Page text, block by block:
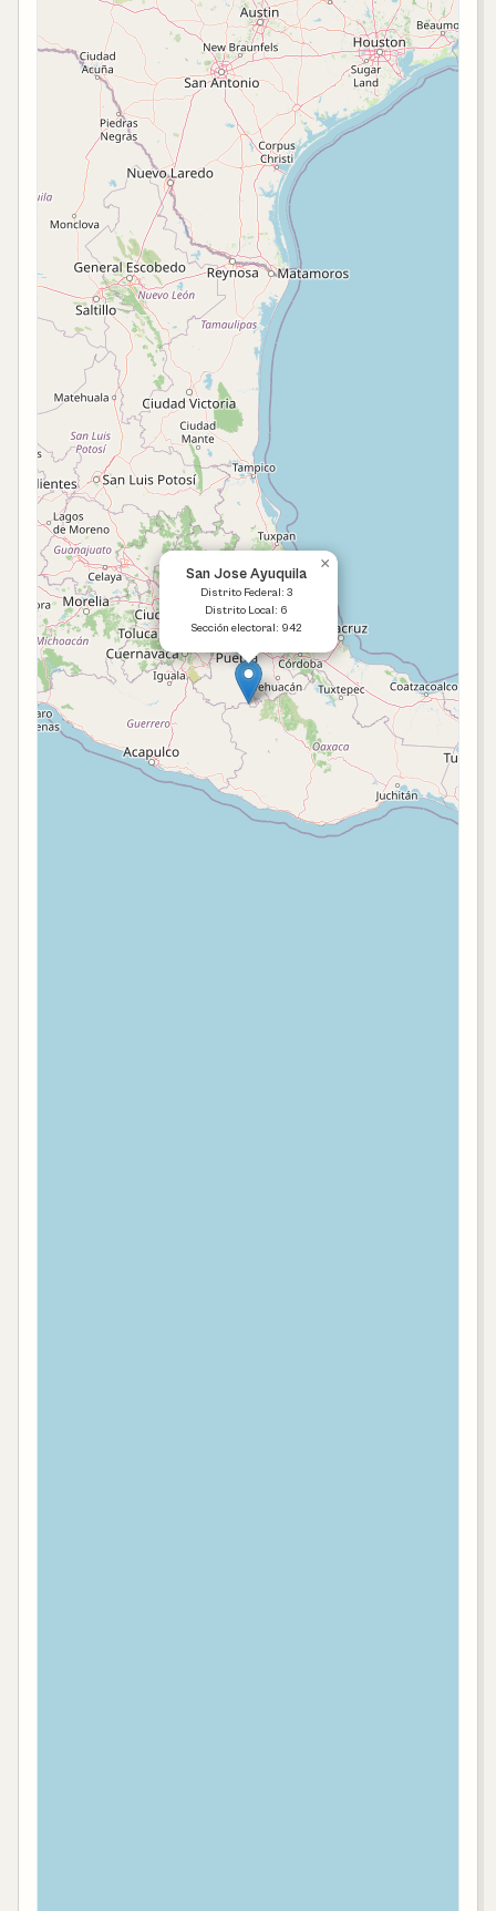
San Jose Ayuquila
Distrito Federal: 3
Distrito Local: 6
Sección electoral: 942
×